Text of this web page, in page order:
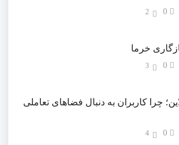
2
خرما
3
چرا کاربران به دنبال فضاهای تعاملی
4